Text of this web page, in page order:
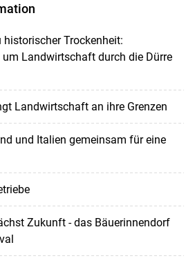
Trockenheit:
um Landwirtschaft durch die Dürre
Landwirtschaft an ihre Grenzen
und Italien gemeinsam für eine
Zukunft - das Bäuerinnendorf